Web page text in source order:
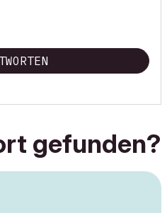
gefunden?